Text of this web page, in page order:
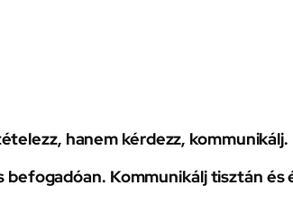
hanem kérdezz, kommunikálj.
befogadóan. Kommunikálj tisztán